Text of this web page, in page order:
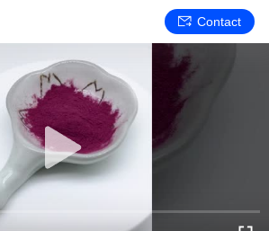
Contact